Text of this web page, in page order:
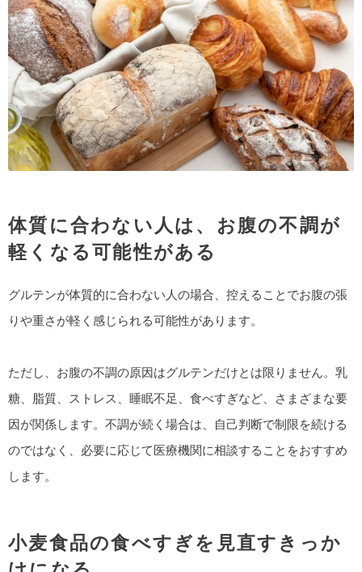
体質に合わない人は、お腹の不調が
軽くなる可能性がある
グルテンが体質的に合わない人の場合、控えることでお腹の張
りや重さが軽く感じられる可能性があります。
ただし、お腹の不調の原因はグルテンだけとは限りません。乳
糖、脂質、ストレス、睡眠不足、食べすぎなど、さまざまな要
因が関係します。不調が続く場合は、自己判断で制限を続ける
のではなく、必要に応じて医療機関に相談することをおすすめ
します。
小麦食品の食べすぎを見直すきっか